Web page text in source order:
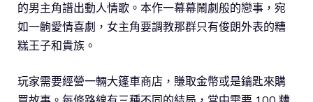
的男主角譜出動人情歌。本作一幕幕鬧劇般的戀事，宛
如一齣愛情喜劇，女主角要調教那群只有俊朗外表的糟
糕王子和貴族。
玩家需要經營一輛大篷車商店，賺取金幣或是鑰匙來購